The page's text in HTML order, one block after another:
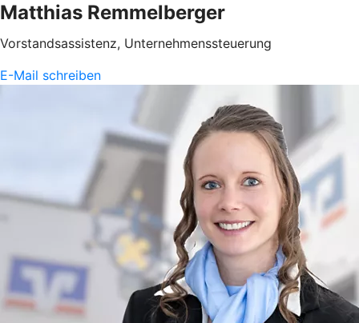
Matthias Remmelberger
Vorstandsassistenz, Unternehmenssteuerung
E-Mail schreiben